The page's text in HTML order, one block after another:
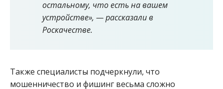
остальному, что есть на вашем
устройстве», — рассказали в
Роскачестве.
Также специалисты подчеркнули, что
мошенничество и фишинг весьма сложно